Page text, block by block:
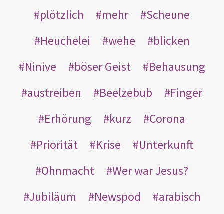
plötzlich mehr
Scheune
Heuchelei
wehe
blicken
Ninive
böser Geist
Behausung
austreiben
Beelzebub
Finger
Erhörung
kurz
Corona
Priorität
Krise
Unterkunft
Ohnmacht
Wer war Jesus?
Jubiläum
Newspod
arabisch